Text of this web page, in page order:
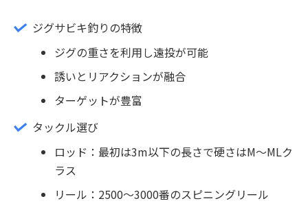
ジグサビキ釣りの特徴
ジグの重さを利用し遠投が可能
誘いとリアクションが融合
ターゲットが豊富
タックル選び
ロッド：最初は3m以下の長さで硬さはM～MLク
ラス
リール：2500〜3000番のスピニングリール